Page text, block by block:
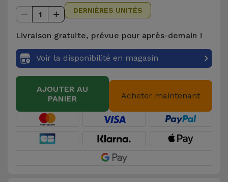
tout
Téléphone
Gadgets
Hygiène
et
Maison
Portefeuilles,
Étuis et Sacs
1 DERNIÈRES UNITÉS
Livraison gratuite, prévue pour après-demain !
Voir la disponibilité en magasin
AJOUTER AU
PANIER
Acheter maintenant